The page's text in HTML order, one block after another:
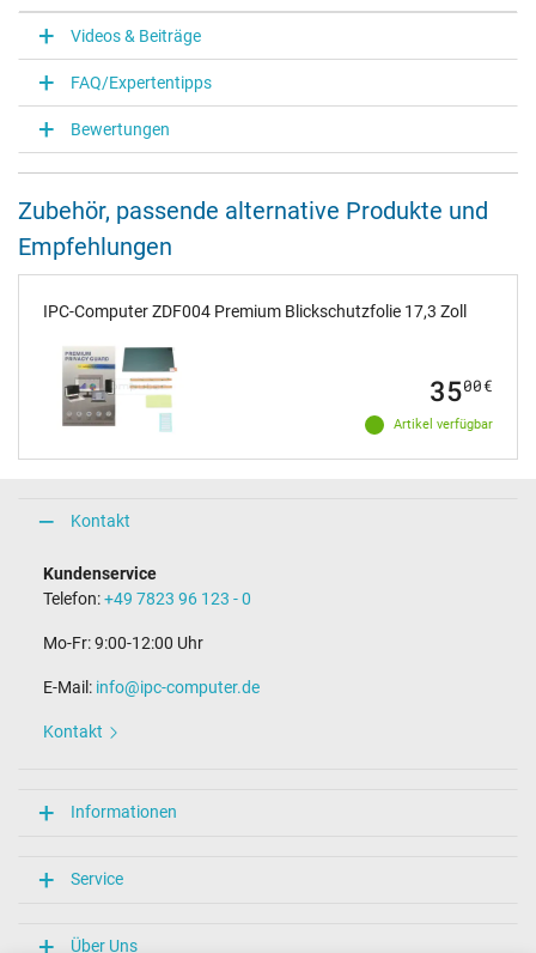
Videos & Beiträge
FAQ/Expertentipps
Bewertungen
Zubehör, passende alternative Produkte und
Empfehlungen
IPC-Computer ZDF004 Premium Blickschutzfolie 17,3 Zoll
Artikel verfügbar
3500€
Kontakt
Kundenservice
Telefon:+49 7823 96 123 - 0
Mo-Fr: 9:00-12:00 Uhr
E-Mail: info@ipc-computer.de
Kontakt
Informationen
Service
Über Uns